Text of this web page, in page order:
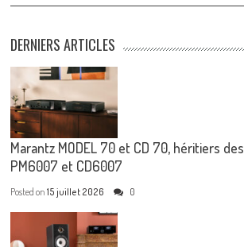
DERNIERS ARTICLES
Marantz MODEL 70 et CD 70, héritiers des
PM6007 et CD6007
Posted on15 juillet 2026 0